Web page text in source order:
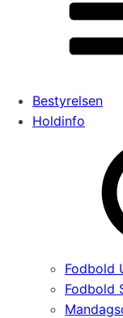
Bestyrelsen
Holdinfo
Fodbold
Fodbold